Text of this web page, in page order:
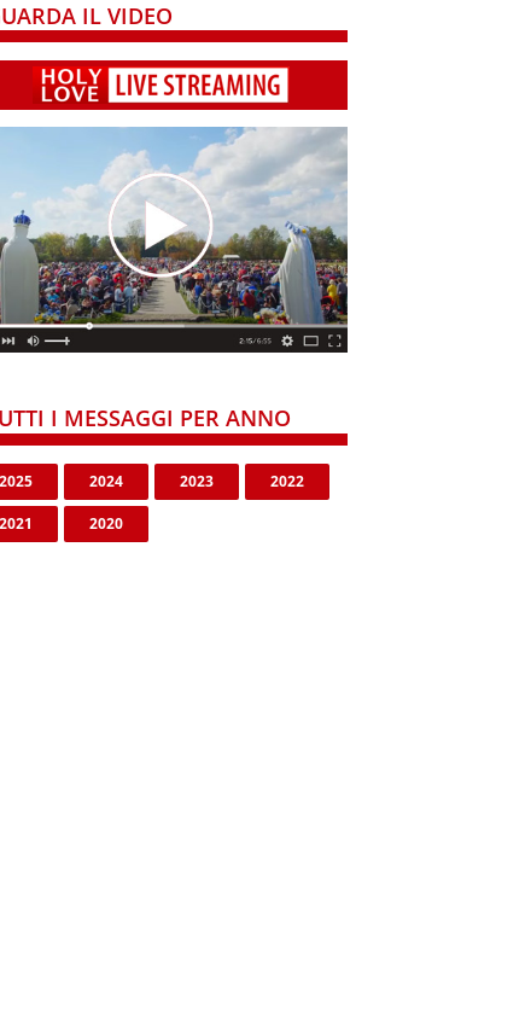
IL VIDEO
I MESSAGGI PER ANNO
2025 2024 2023 2022
2021 2020